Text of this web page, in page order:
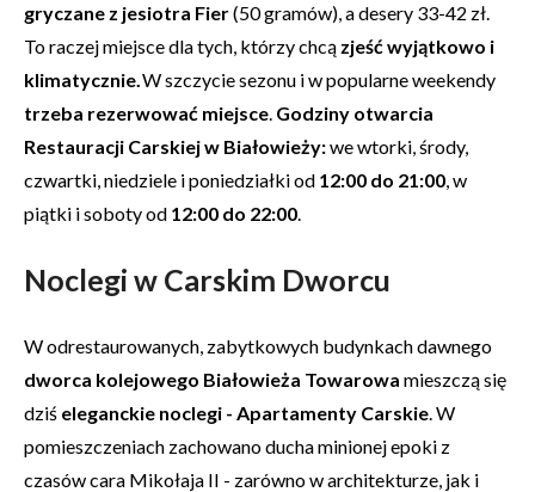
gryczane z jesiotra Fier(50 gramów), a desery 33-42 zł.
To raczej miejsce dla tych, którzy chcą zjeść wyjątkowo i
klimatycznie.W szczycie sezonu i w popularne weekendy
trzeba rezerwować miejsce. Godziny otwarcia
Restauracji Carskiej w Białowieży:we wtorki, środy,
czwartki, niedziele i poniedziałki od 12:00 do 21:00, w
piątki i soboty od 12:00 do 22:00.
Noclegi w Carskim Dworcu
W odrestaurowanych, zabytkowych budynkach dawnego
dworca kolejowego Białowieża Towarowa mieszczą się
dziś eleganckie noclegi - Apartamenty Carskie. W
pomieszczeniach zachowano ducha minionej epoki z
czasów cara Mikołaja II - zarówno w architekturze, jak i